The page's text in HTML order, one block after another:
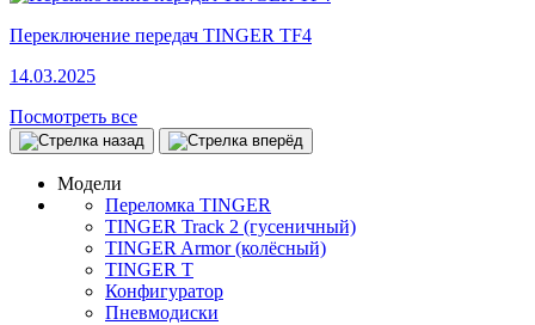
Переключение передач TINGER TF4
14.03.2025
Посмотреть все
Модели
Переломка TINGER
TINGER Track 2 (гусеничный)
TINGER Armor (колёсный)
TINGER T
Конфигуратор
Пневмодиски